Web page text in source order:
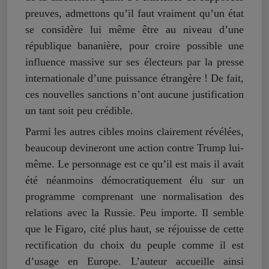
preuves, admettons qu’il faut vraiment qu’un état
se considère lui même être au niveau d’une
république bananière, pour croire possible une
influence massive sur ses électeurs par la presse
internationale d’une puissance étrangère ! De fait,
ces nouvelles sanctions n’ont aucune justification
un tant soit peu crédible.
Parmi les autres cibles moins clairement révélées,
beaucoup devineront une action contre Trump lui-
même. Le personnage est ce qu’il est mais il avait
été néanmoins démocratiquement élu sur un
programme comprenant une normalisation des
relations avec la Russie. Peu importe. Il semble
que le Figaro, cité plus haut, se réjouisse de cette
rectification du choix du peuple comme il est
d’usage en Europe. L’auteur accueille ainsi